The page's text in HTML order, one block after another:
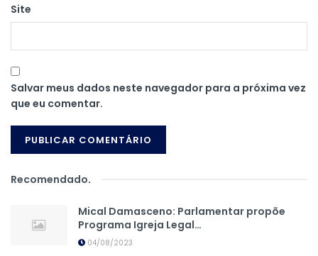
Site
Salvar meus dados neste navegador para a próxima vez
que eu comentar.
Recomendado.
Mical Damasceno: Parlamentar propõe
Programa Igreja Legal…
04/08/2023